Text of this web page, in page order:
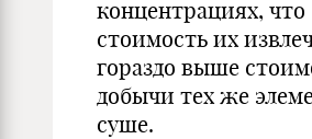
концентрациях, что
стоимость их
гораздо выше
добычи тех же
суше.